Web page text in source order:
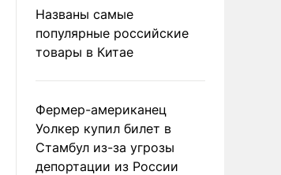
Названы самые
популярные российские
товары в Китае
Фермер-американец
Уолкер купил билет в
Стамбул из-за угрозы
депортации из России